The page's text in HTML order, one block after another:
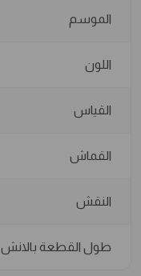
الموسم
اللون
القياس
القماش
النقش
طول القطعة بالانش